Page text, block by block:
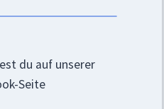
du auf unserer
Seite